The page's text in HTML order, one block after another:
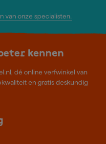
van onze specialisten.
kennen
dé online verfwinkel van
en gratis deskundig